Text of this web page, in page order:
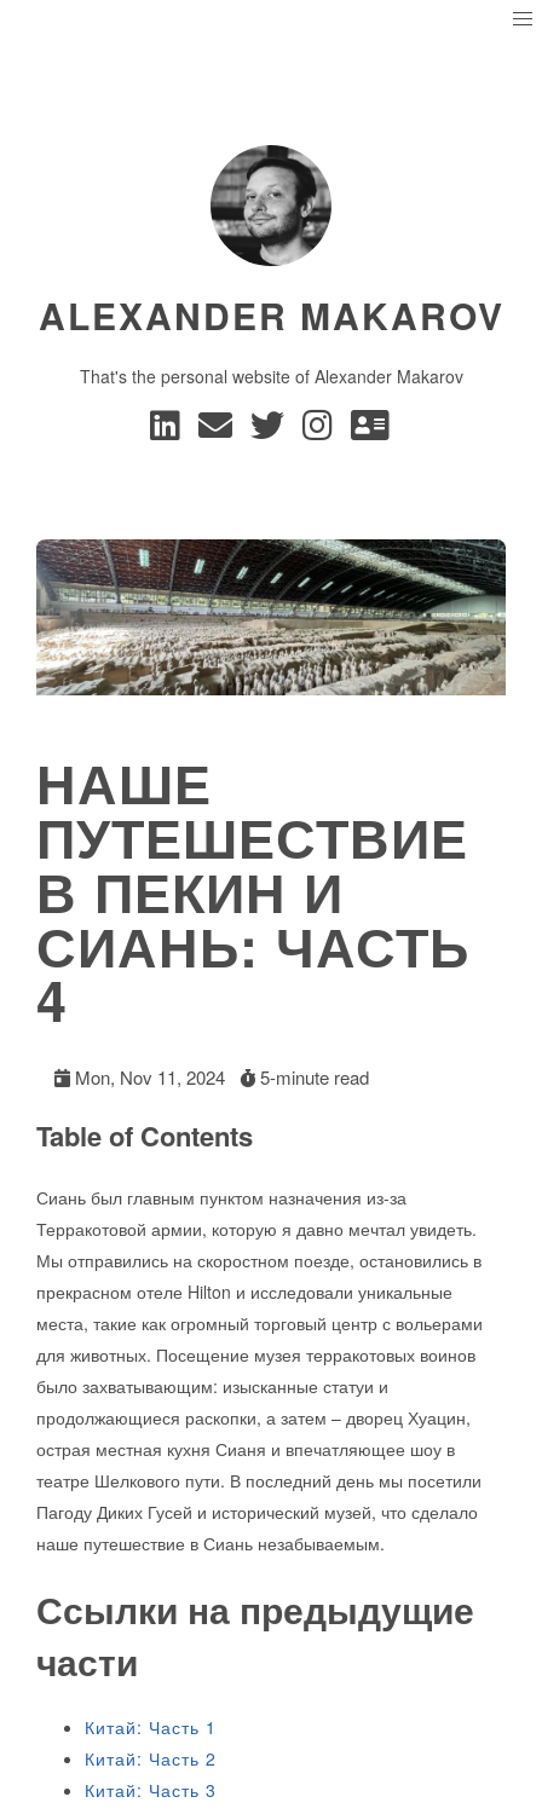
ALEXANDER MAKAROV
That's the personal website of Alexander Makarov
НАШЕ
ПУТЕШЕСТВИЕ
В ПЕКИН И
СИАНЬ: ЧАСТЬ
4
Mon, Nov 11, 2024 5-minute read
Table of Contents
Сиань был главным пунктом назначения из-за
Терракотовой армии, которую я давно мечтал увидеть.
Мы отправились на скоростном поезде, остановились в
прекрасном отеле Hilton и исследовали уникальные
места, такие как огромный торговый центр с вольерами
для животных. Посещение музея терракотовых воинов
было захватывающим: изысканные статуи и
продолжающиеся раскопки, а затем – дворец Хуацин,
острая местная кухня Сианя и впечатляющее шоу в
театре Шелкового пути. В последний день мы посетили
Пагоду Диких Гусей и исторический музей, что сделало
наше путешествие в Сиань незабываемым.
Ссылки на предыдущие
части
Китай: Часть 1
Китай: Часть 2
Китай: Часть 3